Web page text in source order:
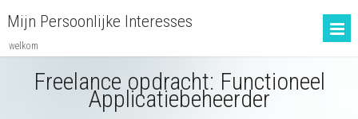
Mijn Persoonlijke Interesses
welkom
Freelance opdracht: Functioneel
Applicatiebeheerder